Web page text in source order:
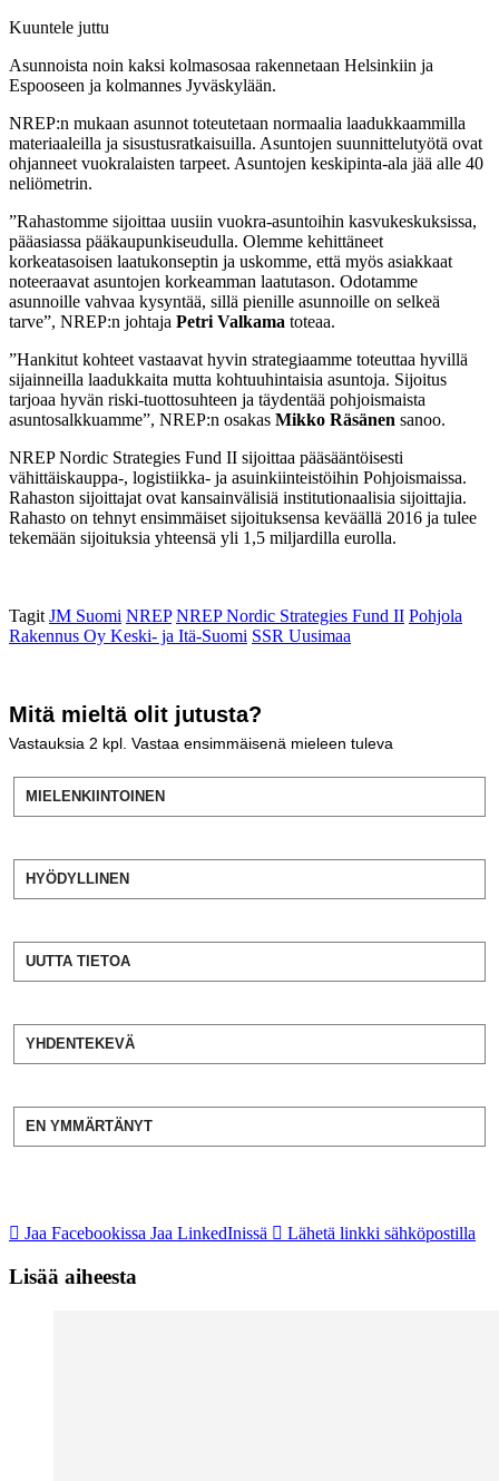
Kuuntele juttu
Asunnoista noin kaksi kolmasosaa rakennetaan Helsinkiin ja
Espooseen ja kolmannes Jyväskylään.
NREP:n mukaan asunnot toteutetaan normaalia laadukkaammilla
materiaaleilla ja sisustusratkaisuilla. Asuntojen suunnittelutyötä ovat
ohjanneet vuokralaisten tarpeet. Asuntojen keskipinta-ala jää alle 40
neliömetrin.
”Rahastomme sijoittaa uusiin vuokra-asuntoihin kasvukeskuksissa,
pääasiassa pääkaupunkiseudulla. Olemme kehittäneet
korkeatasoisen laatukonseptin ja uskomme, että myös asiakkaat
noteeraavat asuntojen korkeamman laatutason. Odotamme
asunnoille vahvaa kysyntää, sillä pienille asunnoille on selkeä
tarve”, NREP:n johtaja Petri Valkama toteaa.
”Hankitut kohteet vastaavat hyvin strategiaamme toteuttaa hyvillä
sijainneilla laadukkaita mutta kohtuuhintaisia asuntoja. Sijoitus
tarjoaa hyvän riski-tuottosuhteen ja täydentää pohjoismaista
asuntosalkkuamme”, NREP:n osakas Mikko Räsänen sanoo.
NREP Nordic Strategies Fund II sijoittaa pääsääntöisesti
vähittäiskauppa-, logistiikka- ja asuinkiinteistöihin Pohjoismaissa.
Rahaston sijoittajat ovat kansainvälisiä institutionaalisia sijoittajia.
Rahasto on tehnyt ensimmäiset sijoituksensa keväällä 2016 ja tulee
tekemään sijoituksia yhteensä yli 1,5 miljardilla eurolla.
Tagit JM Suomi NREP NREP Nordic Strategies Fund II Pohjola
Rakennus Oy Keski- ja Itä-Suomi SSR Uusimaa
Mitä mieltä olit jutusta?
Vastauksia 2 kpl. Vastaa ensimmäisenä mieleen tuleva
MIELENKIINTOINEN
HYÖDYLLINEN
UUTTA TIETOA
YHDENTEKEVÄ
EN YMMÄRTÄNYT
Jaa Facebookissa Jaa LinkedInissä Lähetä linkki sähköpostilla
Lisää aiheesta